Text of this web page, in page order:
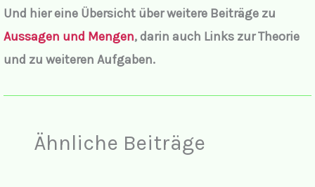
Und hier eine Übersicht über weitere Beiträge zu
Aussagen und Mengen, darin auch Links zur Theorie
und zu weiteren Aufgaben.
Ähnliche Beiträge